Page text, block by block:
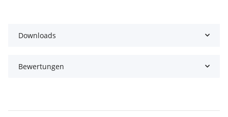
Downloads
Bewertungen